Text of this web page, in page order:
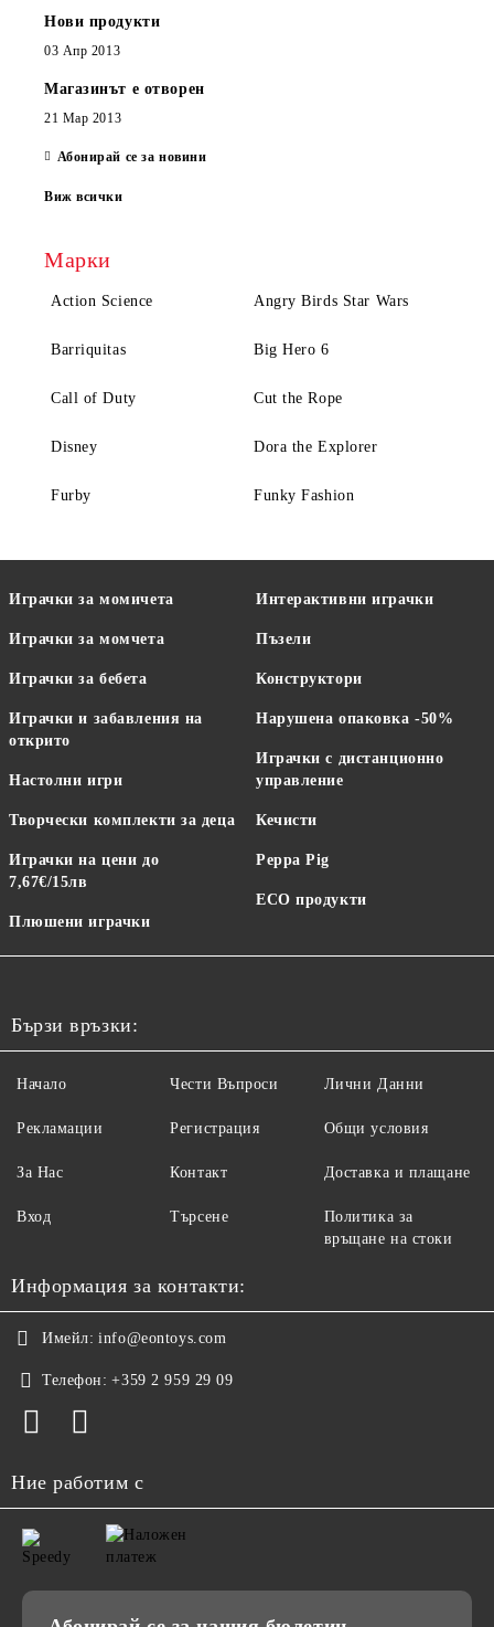
Нови продукти
03 Апр 2013
Магазинът е отворен
21 Мар 2013
Абонирай се за новини
Виж всички
Марки
Action Science Angry Birds Star Wars
Barriquitas Big Hero 6
Call of Duty Cut the Rope
Disney Dora the Explorer
Furby Funky Fashion
Играчки за момичета
Играчки за момчета
Играчки за бебета
Играчки и забавления на
открито
Настолни игри
Творчески комплекти за деца
Играчки на цени до
7,67€/15лв
Плюшени играчки
Интерактивни играчки
Пъзели
Конструктори
Нарушена опаковка -50%
Играчки с дистанционно
управление
Кечисти
Peppa Pig
ECO продукти
Бързи връзки:
Начало
Рекламации
За Нас
Вход
Чести Въпроси
Регистрация
Контакт
Търсене
Лични Данни
Общи условия
Доставка и плащане
Политика за
връщане на стоки
Информация за контакти:
Имейл: info@eontoys.com
Телефон: +359 2 959 29 09
Ние работим с